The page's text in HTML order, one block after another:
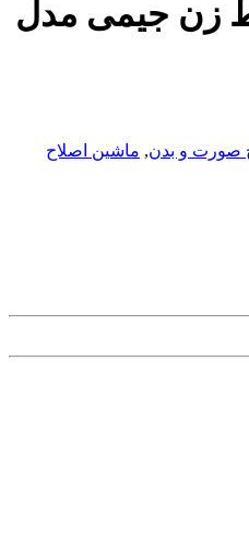
زن جیمی مدل
صورت و بدن, ماشین اصلاح